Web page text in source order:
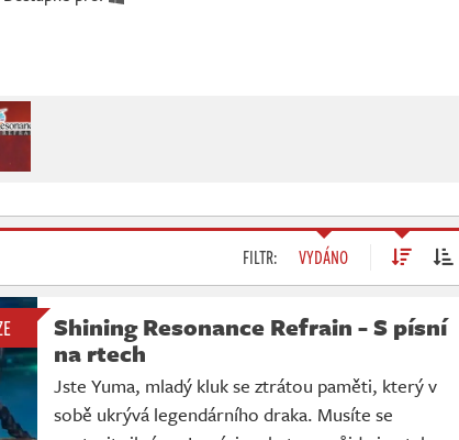
FILTR: VYDÁNO
Shining Resonance Refrain - S písní
na rtech
Jste Yuma, mladý kluk se ztrátou paměti, který v
sobě ukrývá legendárního draka. Musíte se